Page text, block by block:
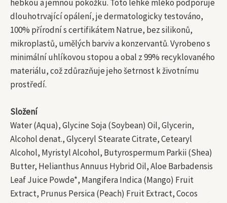
hebkou a jemnou pokožku. Toto lehké mléko podporuje
dlouhotrvající opálení, je dermatologicky testováno,
100% přírodní s certifikátem Natrue, bez silikonů,
mikroplastů, umělých barviv a konzervantů. Vyrobeno s
minimální uhlíkovou stopou a obal z 99% recyklovaného
materiálu, což zdůrazňuje jeho šetrnost k životnímu
prostředí.
Složení
Water (Aqua), Glycine Soja (Soybean) Oil, Glycerin,
Alcohol denat., Glyceryl Stearate Citrate, Cetearyl
Alcohol, Myristyl Alcohol, Butyrospermum Parkii (Shea)
Butter, Helianthus Annuus Hybrid Oil, Aloe Barbadensis
Leaf Juice Powde*, Mangifera Indica (Mango) Fruit
Extract, Prunus Persica (Peach) Fruit Extract, Cocos